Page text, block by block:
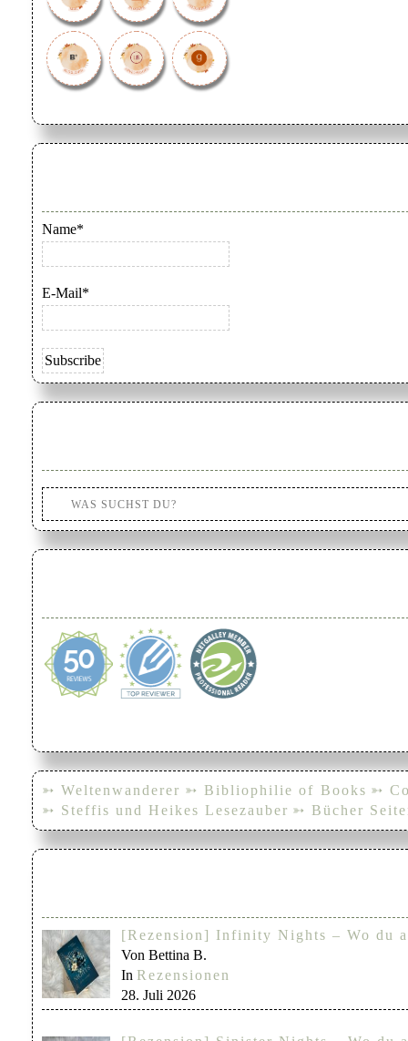
Name*
E-Mail*
➳ Weltenwanderer ➳ Bibliophilie of Books ➳
➳ Steffis und Heikes Lesezauber ➳ Bücher
[Rezension] Infinity Nights – Wo du
Von Bettina B.
In Rezensionen
28. Juli 2026